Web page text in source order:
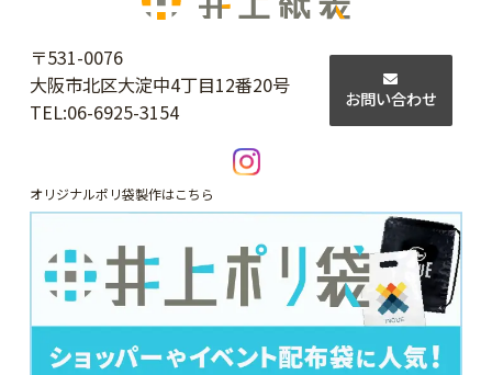
〒531-0076
大阪市北区大淀中4丁目12番20号
TEL:06-6925-3154
お問い合わせ
オリジナルポリ袋製作はこちら